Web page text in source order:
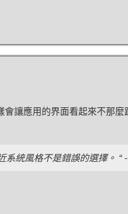
讓應用的界面看起來不那
統風格不是錯誤的選擇。 “